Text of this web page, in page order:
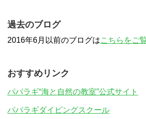
過去のブログ
2016年6月以前のブログはこちらをご
おすすめリンク
パパラギ“海と自然の教室”公式サイト
パパラギダイビングスクール